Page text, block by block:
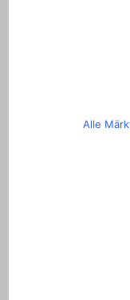
Alle